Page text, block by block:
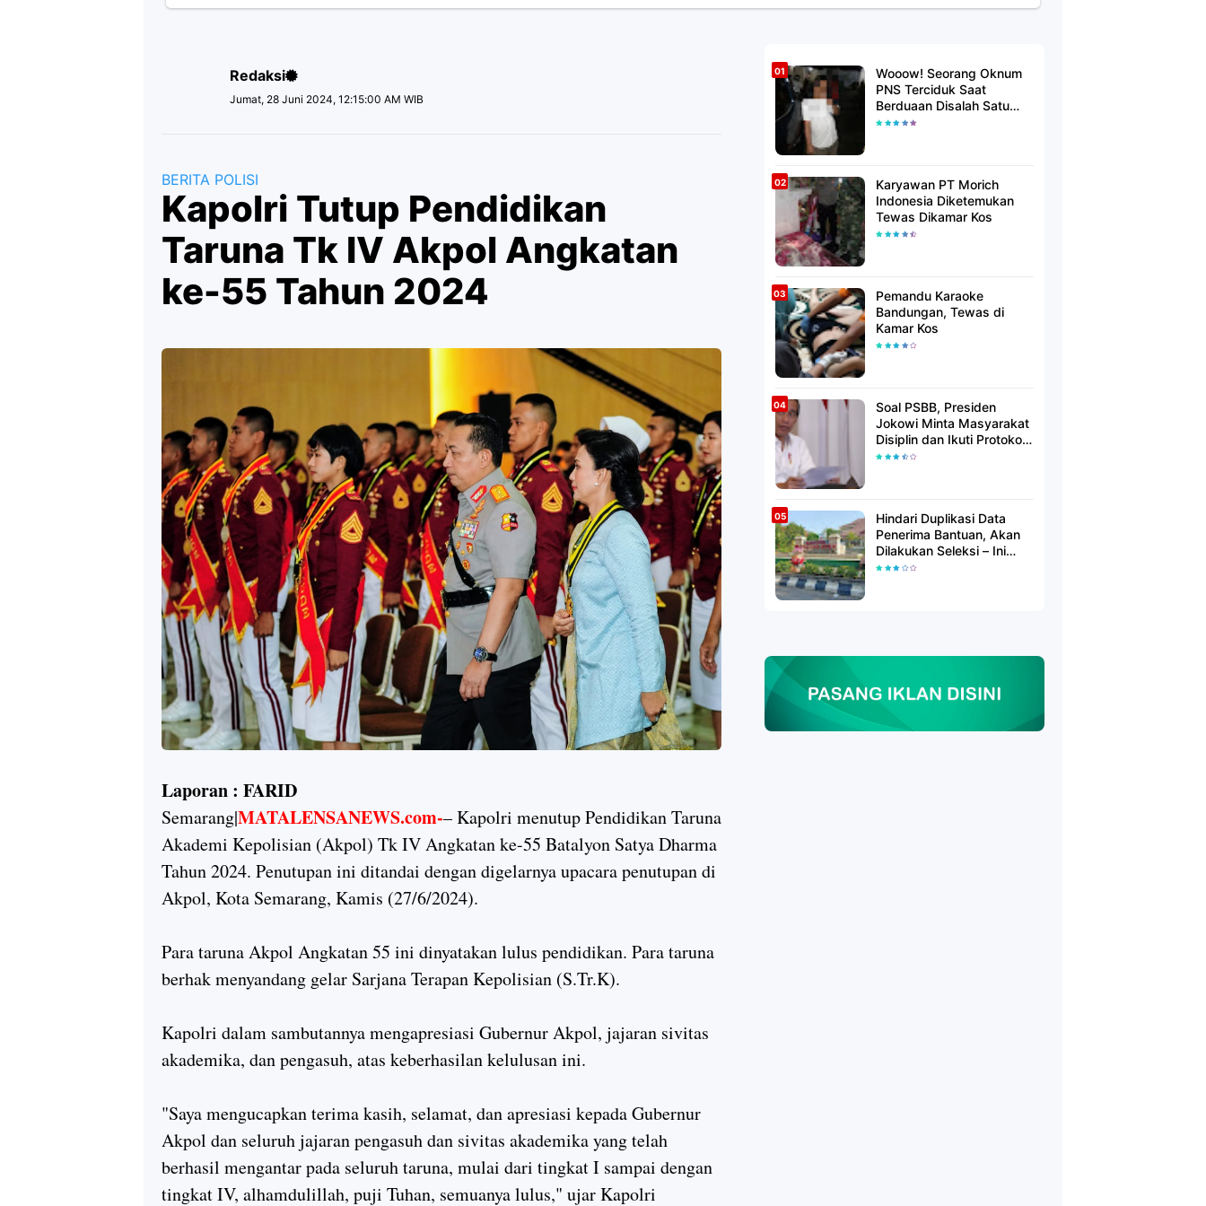
Redaksi
Jumat, 28 Juni 2024, 12:15:00 AM WIB
BERITA POLISI
Kapolri Tutup Pendidikan
Taruna Tk IV Akpol Angkatan
ke-55 Tahun 2024
Laporan : FARID
Semarang|MATALENSANEWS.com-– Kapolri menutup Pendidikan Taruna
Akademi Kepolisian (Akpol) Tk IV Angkatan ke-55 Batalyon Satya Dharma
Tahun 2024. Penutupan ini ditandai dengan digelarnya upacara penutupan di
Akpol, Kota Semarang, Kamis (27/6/2024).
Para taruna Akpol Angkatan 55 ini dinyatakan lulus pendidikan. Para taruna
berhak menyandang gelar Sarjana Terapan Kepolisian (S.Tr.K).
Kapolri dalam sambutannya mengapresiasi Gubernur Akpol, jajaran sivitas
akademika, dan pengasuh, atas keberhasilan kelulusan ini.
"Saya mengucapkan terima kasih, selamat, dan apresiasi kepada Gubernur
Akpol dan seluruh jajaran pengasuh dan sivitas akademika yang telah
berhasil mengantar pada seluruh taruna, mulai dari tingkat I sampai dengan
tingkat IV, alhamdulillah, puji Tuhan, semuanya lulus," ujar Kapolri
Wooow! Seorang Oknum
PNS Terciduk Saat
Berduaan Disalah Satu
Kamar Hotel Salatiga
Karyawan PT Morich
Indonesia Diketemukan
Tewas Dikamar Kos
Pemandu Karaoke
Bandungan, Tewas di
Kamar Kos
Soal PSBB, Presiden
Jokowi Minta Masyarakat
Disiplin dan Ikuti Protokol
Kesehatan
Hindari Duplikasi Data
Penerima Bantuan, Akan
Dilakukan Seleksi – Ini
Penjelasanya